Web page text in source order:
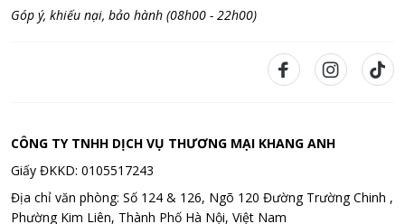
Góp ý, khiếu nại, bảo hành (08h00 - 22h00)
CÔNG TY TNHH DỊCH VỤ THƯƠNG MẠI KHANG ANH
Giấy ĐKKD: 0105517243
Địa chỉ văn phòng: Số 124 & 126, Ngõ 120 Đường Trường Chinh ,
Phường Kim Liên, Thành Phố Hà Nội, Việt Nam